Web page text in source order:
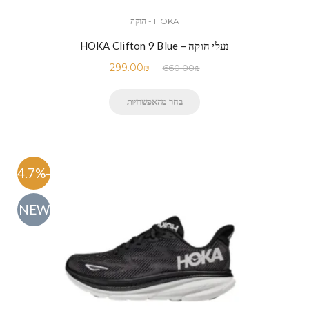
HOKA - הוקה
נעלי הוקה – HOKA Clifton 9 Blue
660.00₪
299.00₪
בחר מהאפשרויות
-54.7%
NEW